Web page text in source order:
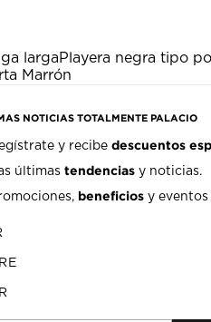
largaPlayera negra tipo
Marrón
NOTICIAS TOTALMENTE PALACIO
y recibedescuentos
últimastendencias y noticias.
beneficios y eventos